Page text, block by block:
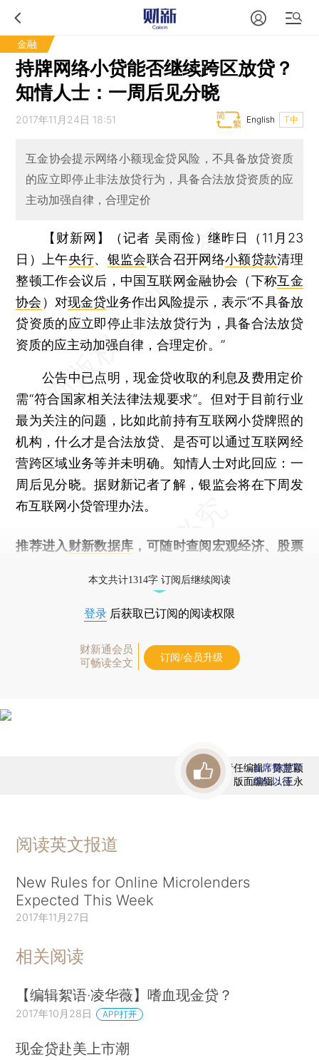
金融
持牌网络小贷能否继续跨区放贷？
知情人士：一周后见分晓
2017年11月24日 18:51 T中
English
互金协会提示网络小额现金贷风险，不具备放贷资质
的应立即停止非法放贷行为，具备合法放贷资质的应
主动加强自律，合理定价
【财新网】（记者 吴雨俭）继昨日（11月23
日）上午央行、 银监会联合召开网络小额贷款清理
整顿工作会议后，中国互联网金融协会（下称互金
协会 ）对现金贷业务作出风险提示，表示“不具备放
贷资质的应立即停止非法放贷行为，具备合法放贷
资质的应主动加强自律，合理定价。”
公告中已点明，现金贷收取的利息及费用定价
需“符合国家相关法律法规要求”。但对于目前行业
最为关注的问题，比如此前持有互联网小贷牌照的
机构，什么才是合法放贷、是否可以通过互联网经
营跨区域业务等并未明确。知情人士对此回应：一
周后见分晓。据财新记者了解，银监会将在下周发
布互联网小贷管理办法。
推荐进入 财新数据库 ，可随时查阅宏观经济、股票
本文共计1314字 订阅后继续阅读
登录 后获取已订阅的阅读权限
财新通会员
可畅读全文
订阅/会员升级
责任编辑：陈慧颖
版面编辑：王永
首席赞赏官
虚位以待
阅读英文报道
New Rules for Online Microlenders
Expected This Week
2017年11月27日
相关阅读
【编辑絮语·凌华薇】嗜血现金贷？
2017年10月28日 APP打开
现金贷赴美上市潮